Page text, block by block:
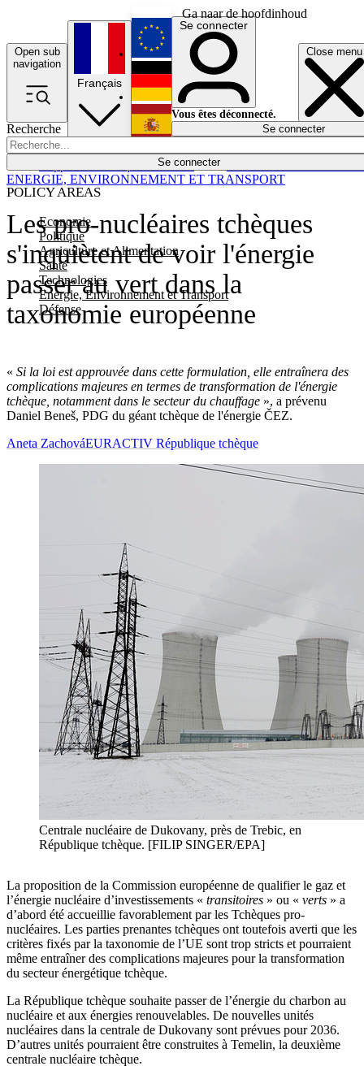
Ga naar de hoofdinhoud
Open sub
navigation
Close menu
Recherche
Se connecter
POLICY AREAS
Economie
Politique
Agriculture et Alimentation
Santé
Technologies
Energie, Environnement et Transport
Défense
Économie
Français
English
Deutsch
Español
Se connecter
Vous êtes déconnecté.
Se connecter
Les pro-nucléaires tchèques
s'inquiètent de voir l'énergie
passer au vert dans la
taxonomie européenne
« Si la loi est approuvée dans cette formulation, elle entraînera des
complications majeures en termes de transformation de l'énergie
tchèque, notamment dans le secteur du chauffage », a prévenu
Daniel Beneš, PDG du géant tchèque de l'énergie ČEZ.
ENERGIE, ENVIRONNEMENT ET TRANSPORT
Aneta ZachováEURACTIV République tchèque
Centrale nucléaire de Dukovany, près de Trebic, en
République tchèque. [FILIP SINGER/EPA]
La proposition de la Commission européenne de qualifier le gaz et
l’énergie nucléaire d’investissements « transitoires » ou « verts » a
d’abord été accueillie favorablement par les Tchèques pro-
nucléaires. Les parties prenantes tchèques ont toutefois averti que les
critères fixés par la taxonomie de l’UE sont trop stricts et pourraient
même entraîner des complications majeures pour la transformation
du secteur énergétique tchèque.
La République tchèque souhaite passer de l’énergie du charbon au
nucléaire et aux énergies renouvelables. De nouvelles unités
nucléaires dans la centrale de Dukovany sont prévues pour 2036.
D’autres unités pourraient être construites à Temelin, la deuxième
centrale nucléaire tchèque.